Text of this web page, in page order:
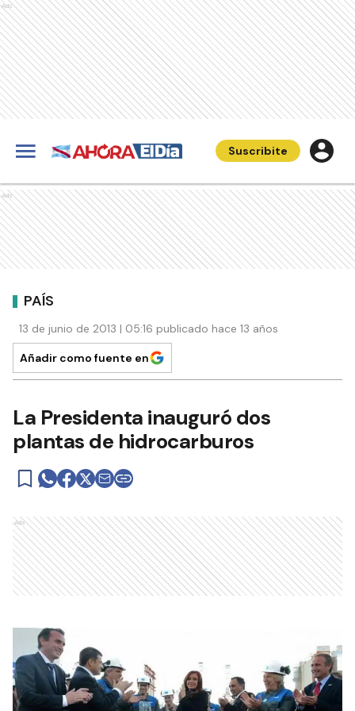
Ads
Suscribite
Ads
PAÍS
13 de junio de 2013 | 05:16 publicado hace 13 años
Añadir como fuente en
La Presidenta inauguró dos
plantas de hidrocarburos
Ads